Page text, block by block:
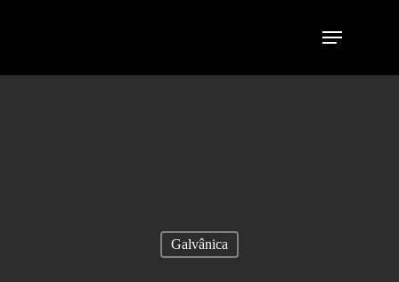
Galvânica